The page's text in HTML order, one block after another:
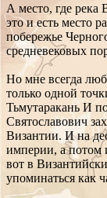
А место, где река
это и есть место
побережье
средневековых
Но мне всегда
только одной
Тьмутаракань И
Святославович
Византии. И на
империи, а потом
вот в
упоминаться как